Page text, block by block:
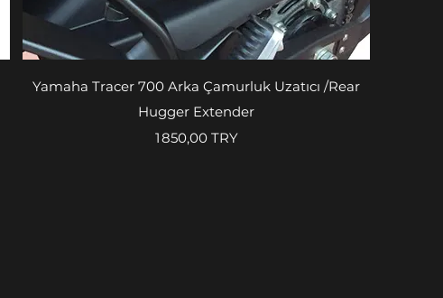
Aperçu rapide
Yamaha Tracer 700 Arka Çamurluk Uzatıcı /Rear
Hugger Extender
Prix
1 850,00 TRY